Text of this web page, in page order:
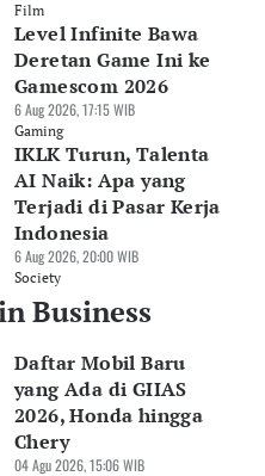
Film
Level Infinite Bawa
Deretan Game Ini ke
Gamescom 2026
6 Aug 2026, 17:15 WIB
Gaming
IKLK Turun, Talenta
AI Naik: Apa yang
Terjadi di Pasar Kerja
Indonesia
6 Aug 2026, 20:00 WIB
Society
Business
Daftar Mobil Baru
yang Ada di GIIAS
2026, Honda hingga
Chery
04 Agu 2026, 15:06 WIB